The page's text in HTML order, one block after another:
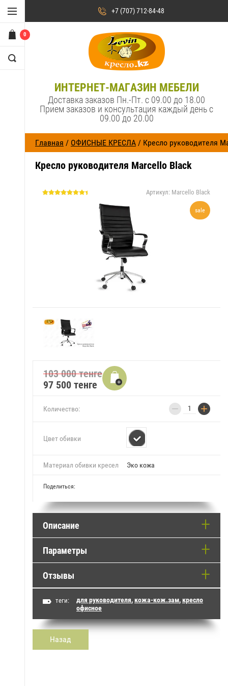
0
+7 (707) 712-84-48
ИНТЕРНЕТ-МАГАЗИН МЕБЕЛИ
Доставка заказов Пн.-Пт. с 09.00 до 18.00
Прием заказов и консультация каждый день с
09.00 до 20.00
Главная / ОФИСНЫЕ КРЕСЛА / Кресло руководителя
Кресло руководителя Marcello Black
Артикул: Marcello Black
sale
103 000 тенге
97 500 тенге
Количество: − +
Цвет обивки
Материал обивки кресел Эко кожа
Поделиться:
Описание
Параметры
Отзывы
теги: для руководителя,кожа-кож.зам,кресло
офисное
Назад